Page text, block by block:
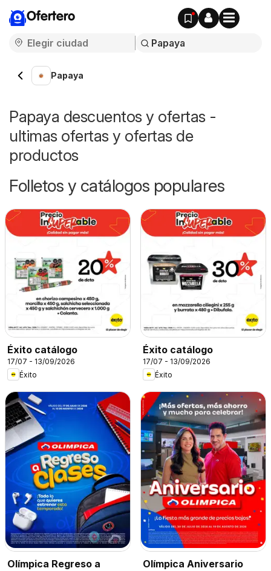
Ofertero
Papaya
Papaya descuentos y ofertas -
ultimas ofertas y ofertas de
productos
Folletos y catálogos populares
Éxito catálogo
17/07 - 13/09/2026
Éxito
Éxito catálogo
17/07 - 13/09/2026
Éxito
Olímpica Regreso a
Olímpica Aniversario